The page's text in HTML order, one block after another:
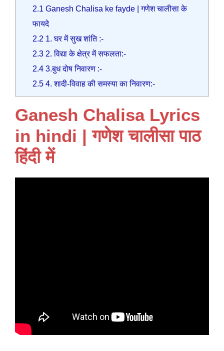
2.1 Ganesh Chalisa ke fayde | गणेश चालीसा के
फायदे
2.2 1. घर में सुख शांति :-
2.3 2. विद्या के क्षेत्र में सफलता:-
2.4 3.बुध दोष निवारण :-
2.5 4. शादी-विवाह की समस्या का निवारण:-
Ganesh Chalisa Lyrics
in hindi | गणेश चालीसा पाठ
हिंदी में